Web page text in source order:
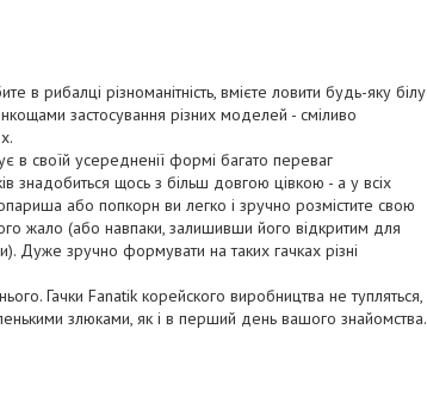
в рибалці різноманітність, вмієте ловити будь-яку білу
застосування різних моделей - сміливо
в своїй усередненії формі багато переваг
знадобиться щось з більш довгою цівкою - а у всіх
або попкорн ви легко і зручно розмістите свою
жало (або навпаки, залишивши його відкритим для
Дуже зручно формувати на таких гачках різні
Гачки Fanatik корейского виробництва не тупляться,
злюками, як і в перший день вашого знайомства.